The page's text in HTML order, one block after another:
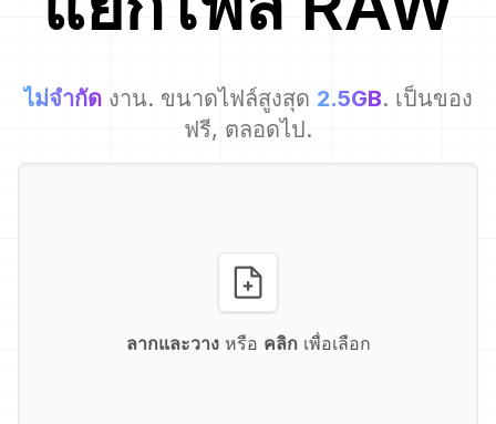
ไม่จำกัด งาน. ขนาดไฟล์สูงสุด 2.5GB. เป็นของ
ฟรี, ตลอดไป.
ลากและวางหรือ คลิก เพื่อเลือก